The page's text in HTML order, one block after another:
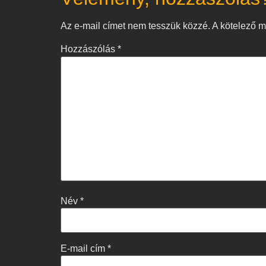
Az e-mail címet nem tesszük közzé. A kötelező
Hozzászólás *
Név *
E-mail cím *